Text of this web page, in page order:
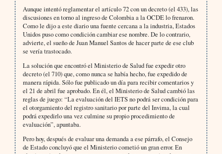
Aunque intentó reglamentar el artículo 72 con un decreto (el 433), las
discusiones en torno al ingreso de Colombia a la OCDE lo frenaron.
Como le dijo a este diario una fuente cercana a la industria, Estados
Unidos puso como condición cambiar ese nombre. De lo contrario,
advierte, el sueño de Juan Manuel Santos de hacer parte de ese club
se vería trastocado.
La solución que encontró el Ministerio de Salud fue expedir otro
decreto (el 710) que, como nunca se había hecho, fue expedido de
manera rápida. Sólo fue publicado un día para recibir comentarios y
el 21 de abril fue aprobado. En él, el Ministerio de Salud cambió las
reglas de juego: “La evaluación del IETS no podrá ser condición para
el otorgamiento del registro sanitario por parte del Invima, la cual
podrá expedirlo una vez culmine su propio procedimiento de
evaluación”, apuntaba.
Pero hoy, después de evaluar una demanda a ese párrafo, el Consejo
de Estado concluyó que el Ministerio cometió un gran error. En